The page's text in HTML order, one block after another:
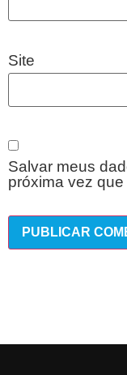
Site
Salvar meus
próxima vez